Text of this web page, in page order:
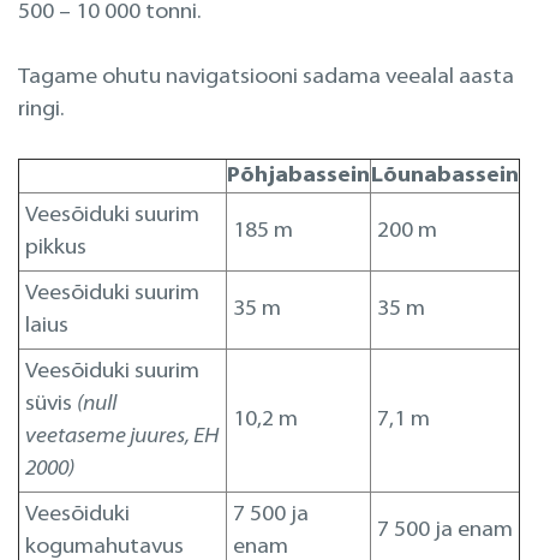
500 – 10 000 tonni.
Tagame ohutu navigatsiooni sadama veealal aasta
ringi.
PõhjabasseinLõunabassein
Veesõiduki suurim
pikkus
185 m 200 m
Veesõiduki suurim
laius
35 m 35 m
Veesõiduki suurim
süvis (null
veetaseme juures, EH
2000)
10,2 m 7,1 m
Veesõiduki
kogumahutavus
7 500 ja
enam
7 500 ja enam